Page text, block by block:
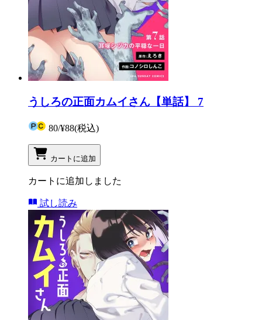
うしろの正面カムイさん【単話】 7
80/¥88(税込)
カートに追加
カートに追加しました
試し読み